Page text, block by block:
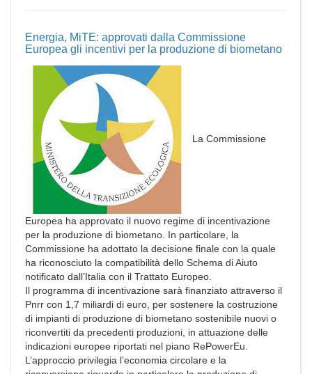
Energia, MiTE: approvati dalla Commissione
Europea gli incentivi per la produzione di biometano
La Commissione
Europea ha approvato il nuovo regime di incentivazione
per la produzione di biometano. In particolare, la
Commissione ha adottato la decisione finale con la quale
ha riconosciuto la compatibilità dello Schema di Aiuto
notificato dall’Italia con il Trattato Europeo.
Il programma di incentivazione sarà finanziato attraverso il
Pnrr con 1,7 miliardi di euro, per sostenere la costruzione
di impianti di produzione di biometano sostenibile nuovi o
riconvertiti da precedenti produzioni, in attuazione delle
indicazioni europee riportati nel piano RePowerEu.
L’approccio privilegia l’economia circolare e la